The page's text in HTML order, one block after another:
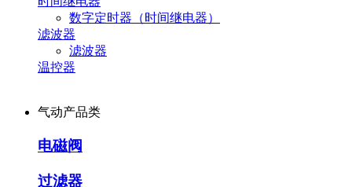
数字定时器（时间继电器）
滤波器
滤波器
温控器
气动产品类
电磁阀
过滤器